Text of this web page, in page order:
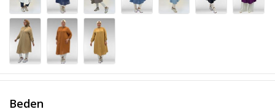
Beden